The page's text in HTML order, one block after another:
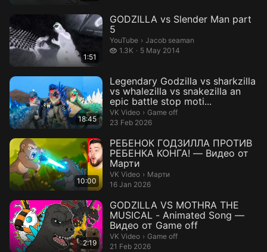
1:51
GODZILLA vs Slender Man part
5
YouTube › Jacob seaman.
Jacob seaman
1.3K
1.3 thousand views
5 May 2014
18:45
Legendary Godzilla vs sharkzilla
vs whalezilla vs snakezilla an
epic battle stop moti...
VK Video › Game off.
Game off
23 Feb 2026
10:00
РЕБЕНОК ГОДЗИЛЛА ПРОТИВ
РЕБЕНКА КОНГА! — Видео от
Марти
VK Video › Марти.
Марти
16 Jan 2026
2:19
GODZILLA VS MOTHRA THE
MUSICAL - Animated Song —
Видео от Game off
VK Video › Game off.
Game off
21 Feb 2026